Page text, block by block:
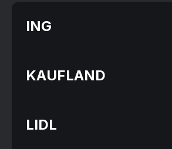
ING
KAUFLAND
LIDL